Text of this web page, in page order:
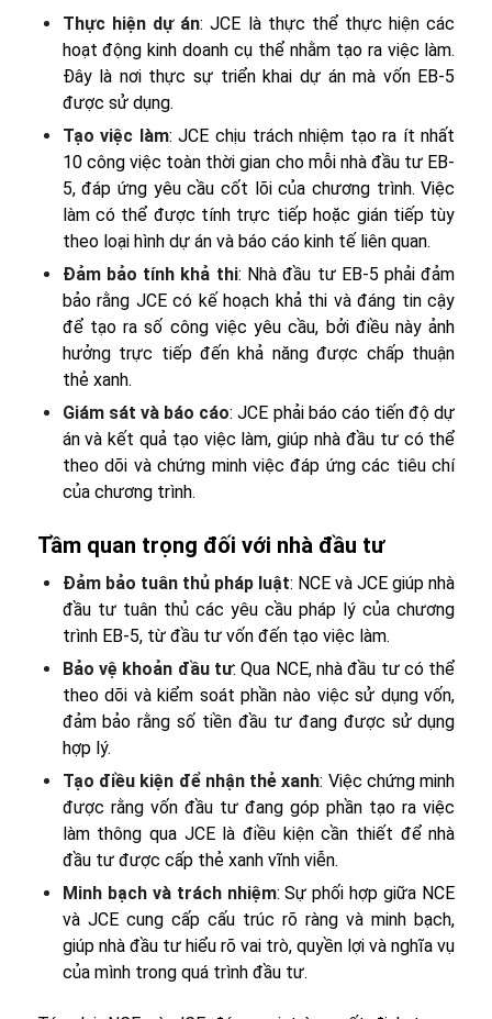
Thực hiện dự án: JCE là thực thể thực hiện các
hoạt động kinh doanh cụ thể nhằm tạo ra việc làm.
Đây là nơi thực sự triển khai dự án mà vốn EB-5
được sử dụng.
Tạo việc làm: JCE chịu trách nhiệm tạo ra ít nhất
10 công việc toàn thời gian cho mỗi nhà đầu tư EB-
5, đáp ứng yêu cầu cốt lõi của chương trình. Việc
làm có thể được tính trực tiếp hoặc gián tiếp tùy
theo loại hình dự án và báo cáo kinh tế liên quan.
Đảm bảo tính khả thi: Nhà đầu tư EB-5 phải đảm
bảo rằng JCE có kế hoạch khả thi và đáng tin cậy
để tạo ra số công việc yêu cầu, bởi điều này ảnh
hưởng trực tiếp đến khả năng được chấp thuận
thẻ xanh.
Giám sát và báo cáo: JCE phải báo cáo tiến độ dự
án và kết quả tạo việc làm, giúp nhà đầu tư có thể
theo dõi và chứng minh việc đáp ứng các tiêu chí
của chương trình.
Tầm quan trọng đối với nhà đầu tư
Đảm bảo tuân thủ pháp luật: NCE và JCE giúp nhà
đầu tư tuân thủ các yêu cầu pháp lý của chương
trình EB-5, từ đầu tư vốn đến tạo việc làm.
Bảo vệ khoản đầu tư: Qua NCE, nhà đầu tư có thể
theo dõi và kiểm soát phần nào việc sử dụng vốn,
đảm bảo rằng số tiền đầu tư đang được sử dụng
hợp lý.
Tạo điều kiện để nhận thẻ xanh: Việc chứng minh
được rằng vốn đầu tư đang góp phần tạo ra việc
làm thông qua JCE là điều kiện cần thiết để nhà
đầu tư được cấp thẻ xanh vĩnh viễn.
Minh bạch và trách nhiệm: Sự phối hợp giữa NCE
và JCE cung cấp cấu trúc rõ ràng và minh bạch,
giúp nhà đầu tư hiểu rõ vai trò, quyền lợi và nghĩa vụ
của mình trong quá trình đầu tư.